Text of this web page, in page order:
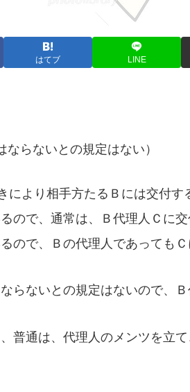
はてブ LINE
らないとの規定はない）
より相手方たるＢには交付す
ので、通常は、Ｂ代理人Ｃに交
ので、Ｂの代理人であっても
らないとの規定はないので、
普通は、代理人のメンツを立